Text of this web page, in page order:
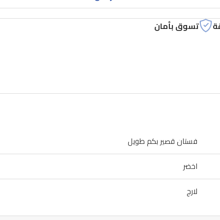
تسوق بأمان
فستان قصير بكم طويل
اخضر
لارج